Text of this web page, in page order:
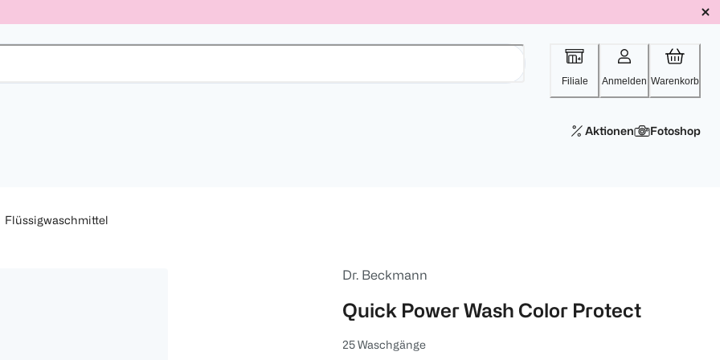
Filiale Anmelden Warenkorb
Aktionen Fotoshop
Flüssigwaschmittel
Dr. Beckmann
Quick Power Wash Color Protect
25 Waschgänge